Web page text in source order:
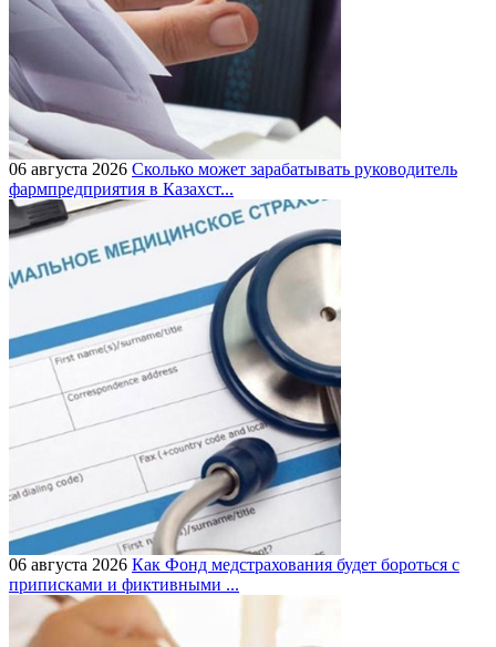
06 августа 2026 Сколько может зарабатывать руководитель
фармпредприятия в Казахст...
06 августа 2026 Как Фонд медстрахования будет бороться с
приписками и фиктивными ...